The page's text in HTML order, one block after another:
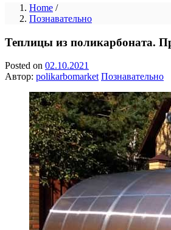
Home /
Познавательно
Теплицы из поликарбоната.
Posted on 02.10.2021
Автор: polikarbomarket Познавательно